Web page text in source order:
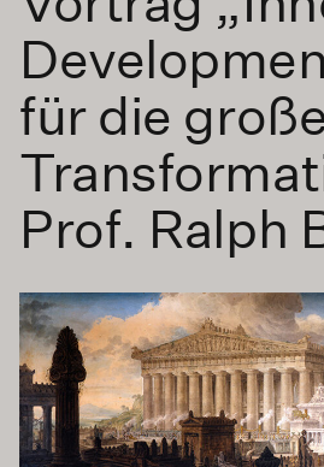
für die
Prof. Ralph